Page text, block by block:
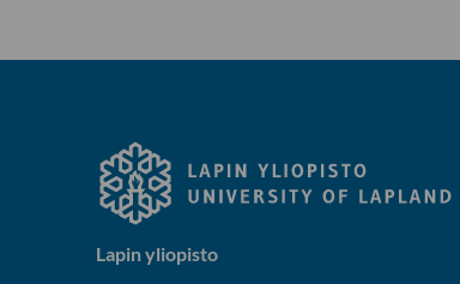
Lapin yliopisto